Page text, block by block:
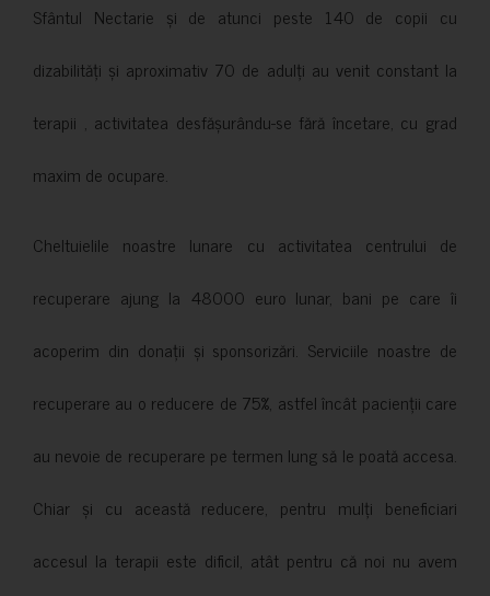
Sfântul Nectarie și de atunci peste 140 de copii cu
dizabilități și aproximativ 70 de adulți au venit constant la
terapii , activitatea desfășurându-se fără încetare, cu grad
maxim de ocupare.
Cheltuielile noastre lunare cu activitatea centrului de
recuperare ajung la 48000 euro lunar, bani pe care îi
acoperim din donații și sponsorizări. Serviciile noastre de
recuperare au o reducere de 75%, astfel încât pacienții care
au nevoie de recuperare pe termen lung să le poată accesa.
Chiar și cu această reducere, pentru mulți beneficiari
accesul la terapii este dificil, atât pentru că noi nu avem